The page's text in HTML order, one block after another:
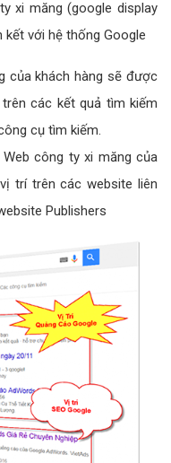
xi măng (google display
với hệ thống Google
của khách hàng sẽ được
các kết quả tìm kiếm
cụ tìm kiếm.
công ty xi măng của
trí trên các website liên
Publishers